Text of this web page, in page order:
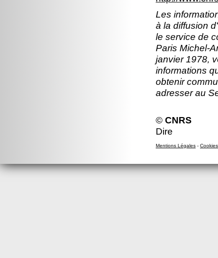
Les
à la diffusion
le service de
Paris Michel-
janvier 1978,
informations
obtenir
adresser au
© CNRS
Dire
Mentions Légales - Cookies